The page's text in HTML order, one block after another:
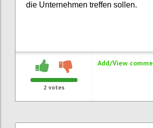
die Unternehmen treffen sollen.
2 votes
Add/View